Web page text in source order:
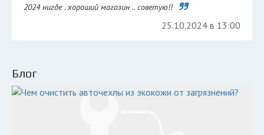
2024 нигде . хороший магазин .. советую!!
25.10.2024 в 13:00
Блог